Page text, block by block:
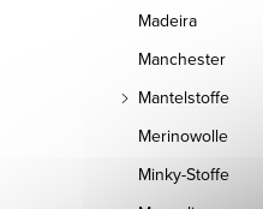
Madeira
Manchester
Mantelstoffe
Merinowolle
Minky-Stoffe